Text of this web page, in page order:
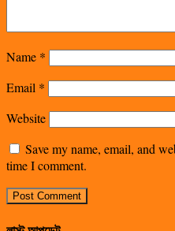
Name *
Email *
Website
Save my name, email, and
time I comment.